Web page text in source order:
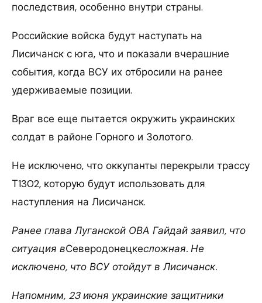
последствия, особенно внутри страны.
Российские войска будут наступать на
Лисичанск с юга, что и показали вчерашние
события, когда ВСУ их отбросили на ранее
удерживаемые позиции.
Враг все еще пытается окружить украинских
солдат в районе Горного и Золотого.
Не исключено, что оккупанты перекрыли трассу
Т1302, которую будут использовать для
наступления на Лисичанск.
Ранее глава Луганской ОВА Гайдай заявил, что
ситуация вСеверодонецкесложная. Не
исключено, что ВСУ отойдут в Лисичанск.
Напомним, 23 июня украинские защитники